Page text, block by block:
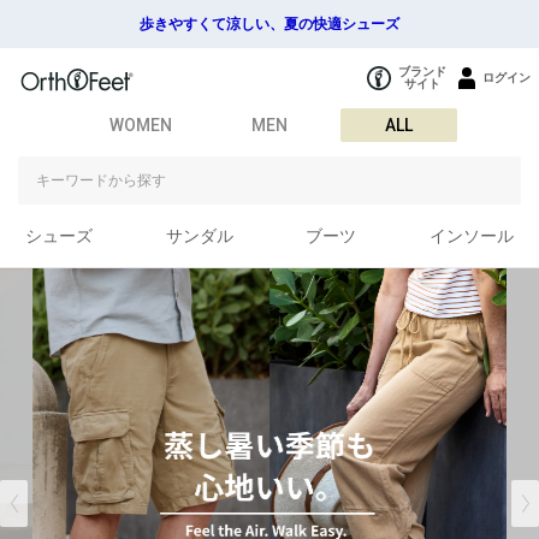
歩きやすくて涼しい、夏の快適シューズ
シューズ サンダル ブーツ インソール
ブランド
サイト
ログイン
WOMEN MEN ALL